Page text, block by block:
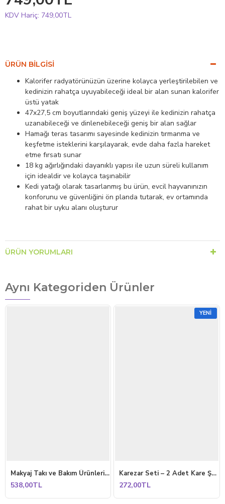
KDV Hariç: 749,00TL
ÜRÜN BILGISI
Kalorifer radyatörünüzün üzerine kolayca yerleştirilebilen ve
kedinizin rahatça uyuyabileceği ideal bir alan sunan kalorifer
üstü yatak
47x27,5 cm boyutlarındaki geniş yüzeyi ile kedinizin rahatça
uzanabileceği ve dinlenebileceği geniş bir alan sağlar
Hamağı teras tasarımı sayesinde kedinizin tırmanma ve
keşfetme isteklerini karşılayarak, evde daha fazla hareket
etme fırsatı sunar
18 kg ağırlığındaki dayanıklı yapısı ile uzun süreli kullanım
için idealdir ve kolayca taşınabilir
Kedi yatağı olarak tasarlanmış bu ürün, evcil hayvanınızın
konforunu ve güvenliğini ön planda tutarak, ev ortamında
rahat bir uyku alanı oluşturur
ÜRÜN YORUMLARI
Aynı Kategoriden Ürünler
Makyaj Takı ve Bakım Ürünleri Organizeri Rafı Standı İki Katlı Çok Amaçlı Düzenleyici Antrasit
538,00TL
YENI
Karezar Seti – 2 Adet Kare Şekilli Küçük Saksı, Kapuçino Renk (1.3 Litre)
272,00TL